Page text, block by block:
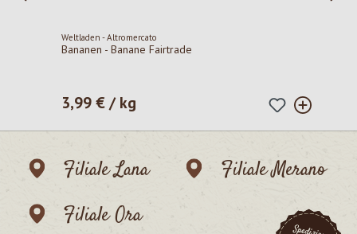
Weltladen - Altromercato
Bananen - Banane Fairtrade
Prezzo normale:
3,99 € / kg
Filiale Lana
Filiale Merano
Filiale Ora